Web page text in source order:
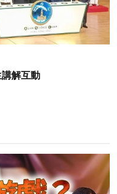
解互動